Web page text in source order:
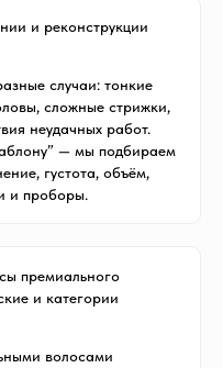
и реконструкции
случаи: тонкие
сложные стрижки,
неудачных работ.
— мы подбираем
густота, объём,
и проборы.
премиального
и категории
волосами